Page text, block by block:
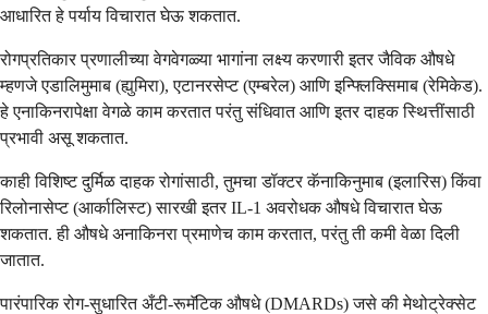
आधारित हे पर्याय विचारात घेऊ शकतात.
रोगप्रतिकार प्रणालीच्या वेगवेगळ्या भागांना लक्ष्य करणारी इतर जैविक औषधे
म्हणजे एडालिमुमाब (ह्युमिरा), एटानरसेप्ट (एम्बरेल) आणि इन्फ्लिक्सिमाब (रेमिकेड).
हे एनाकिनरापेक्षा वेगळे काम करतात परंतु संधिवात आणि इतर दाहक स्थित्तींसाठी
प्रभावी असू शकतात.
काही विशिष्ट दुर्मिळ दाहक रोगांसाठी, तुमचा डॉक्टर कॅनाकिनुमाब (इलारिस) किंवा
रिलोनासेप्ट (आर्कालिस्ट) सारखी इतर IL-1 अवरोधक औषधे विचारात घेऊ
शकतात. ही औषधे अनाकिनरा प्रमाणेच काम करतात, परंतु ती कमी वेळा दिली
जातात.
पारंपारिक रोग-सुधारित अँटी-रूमॅटिक औषधे (DMARDs) जसे की मेथोट्रेक्सेट